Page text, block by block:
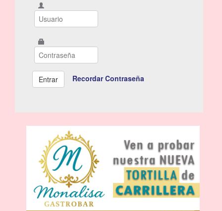
Recordar Contraseña